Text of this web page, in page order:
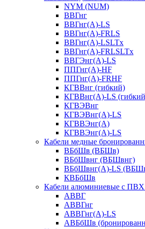
NYM (NUM)
ВВГнг
ВВГнг(А)-LS
ВВГнг(А)-FRLS
ВВГнг(A)-LSLTx
ВВГнг(A)-FRLSLTx
ВВГЭнг(А)-LS
ППГнг(А)-HF
ППГнг(А)-FRHF
КГВВнг (гибкий)
КГВВнг(А)-LS
КГВЭВнг
КГВЭВнг(А)-LS
КГВВЭнг(А)
КГВВЭнг(А)-LS
Кабели медные
ВБбШв (ВБШв)
ВБбШвнг (ВБШвнг)
ВБбШвнг(А)-LS
КВБбШв
Кабели алюминиевые с ПВХ
АВВГ
АВВГнг
АВВГнг(А)-LS
АВБбШв